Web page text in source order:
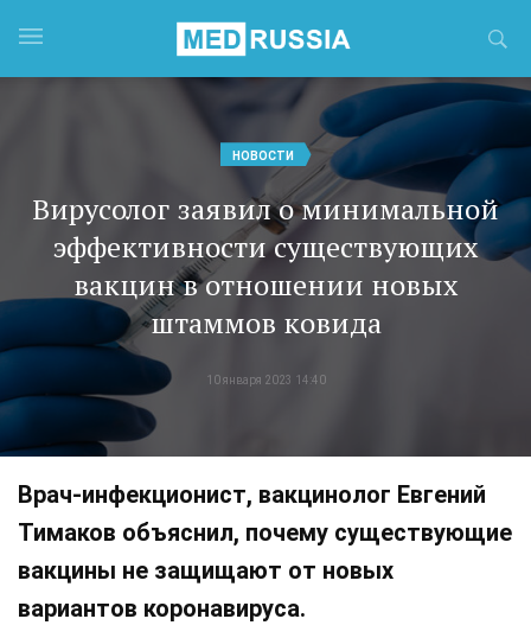
НОВОСТИ
Вирусолог заявил о минимальной
эффективности существующих
вакцин в отношении новых
штаммов ковида
10 января 2023 14:40
Врач-инфекционист, вакцинолог Евгений
Тимаков объяснил, почему существующие
вакцины не защищают от новых
вариантов коронавируса.